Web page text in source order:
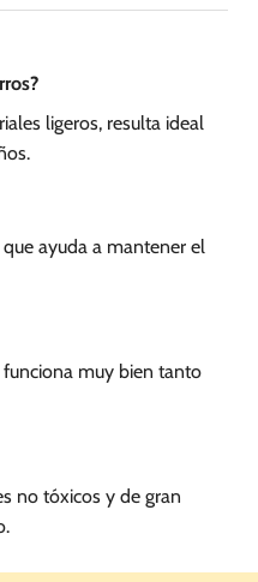
ligeros, resulta ideal
ayuda a mantener el
funciona muy bien tanto
no tóxicos y de gran